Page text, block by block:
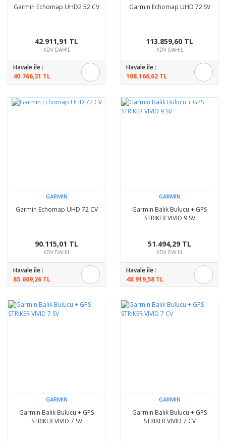
Garmin Echomap UHD2 52 CV
42.911,91 TL
KDV DAHİL
Havale ile :
40.766,31 TL
Garmin Echomap UHD 72 SV
113.859,60 TL
KDV DAHİL
Havale ile :
108.166,62 TL
GARMIN
Garmin Echomap UHD 72 CV
90.115,01 TL
KDV DAHİL
Havale ile :
85.609,26 TL
GARMIN
Garmin Balık Bulucu + GPS
STRIKER VIVID 9 SV
51.494,29 TL
KDV DAHİL
Havale ile :
48.919,58 TL
GARMIN
Garmin Balık Bulucu + GPS
STRIKER VIVID 7 SV
GARMIN
Garmin Balık Bulucu + GPS
STRIKER VIVID 7 CV